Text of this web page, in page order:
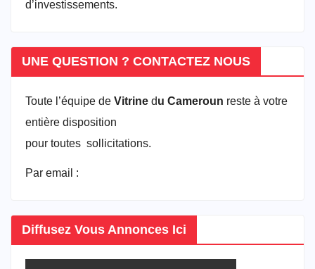
d’investissements.
UNE QUESTION ? CONTACTEZ NOUS
Toute l’équipe de Vitrine du Cameroun reste à votre
entière disposition
pour toutes sollicitations.
Par email :
Diffusez Vous Annonces Ici